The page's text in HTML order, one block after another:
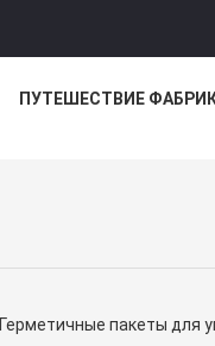
ПУТЕШЕСТВИЕ
Герметичные пакеты для